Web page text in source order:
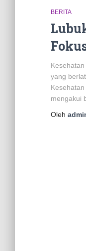
BERITA
yang
mengakui
Oleh